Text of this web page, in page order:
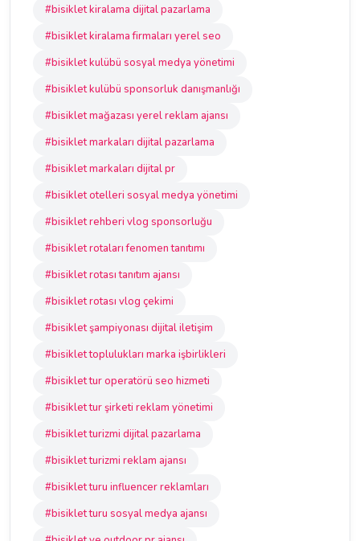
#bisiklet kiralama dijital pazarlama
#bisiklet kiralama firmaları yerel seo
#bisiklet kulübü sosyal medya yönetimi
#bisiklet kulübü sponsorluk danışmanlığı
#bisiklet mağazası yerel reklam ajansı
#bisiklet markaları dijital pazarlama
#bisiklet markaları dijital pr
#bisiklet otelleri sosyal medya yönetimi
#bisiklet rehberi vlog sponsorluğu
#bisiklet rotaları fenomen tanıtımı
#bisiklet rotası tanıtım ajansı
#bisiklet rotası vlog çekimi
#bisiklet şampiyonası dijital iletişim
#bisiklet toplulukları marka işbirlikleri
#bisiklet tur operatörü seo hizmeti
#bisiklet tur şirketi reklam yönetimi
#bisiklet turizmi dijital pazarlama
#bisiklet turizmi reklam ajansı
#bisiklet turu influencer reklamları
#bisiklet turu sosyal medya ajansı